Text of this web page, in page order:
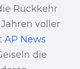
Rückkehr
voller
AP News
die